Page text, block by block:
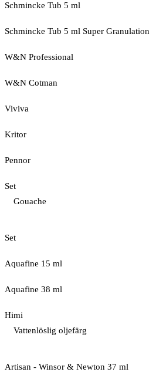
Schmincke Tub 5 ml
Schmincke Tub 5 ml Super Granulation
W&N Professional
W&N Cotman
Viviva
Kritor
Pennor
Set
Gouache
Set
Aquafine 15 ml
Aquafine 38 ml
Himi
Vattenlöslig oljefärg
Artisan - Winsor & Newton 37 ml